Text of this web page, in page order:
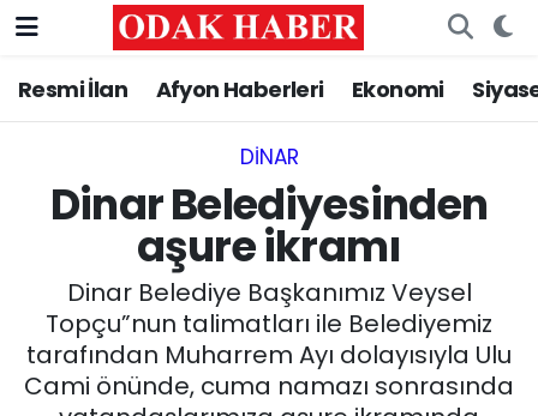
Resmi İlan Afyon Haberleri Ekonomi
DINAR
Dinar Belediyesinden
aşure ikramı
Dinar Belediye Başkanımız Veysel
Topçu”nun talimatları ile Belediyemiz
tarafından Muharrem Ayı dolayısıyla Ulu
Cami önünde, cuma namazı sonrasında
AFYONKARAHİSAR HABERLERİ
ASAYİŞ
SİYASET
EĞİTİM
Nöbetçi Eczaneler
Trafik Durumu
Süper Lig Puan Durumu ve Fikstür
Tüm Manşetler
Son Dakika Haberleri